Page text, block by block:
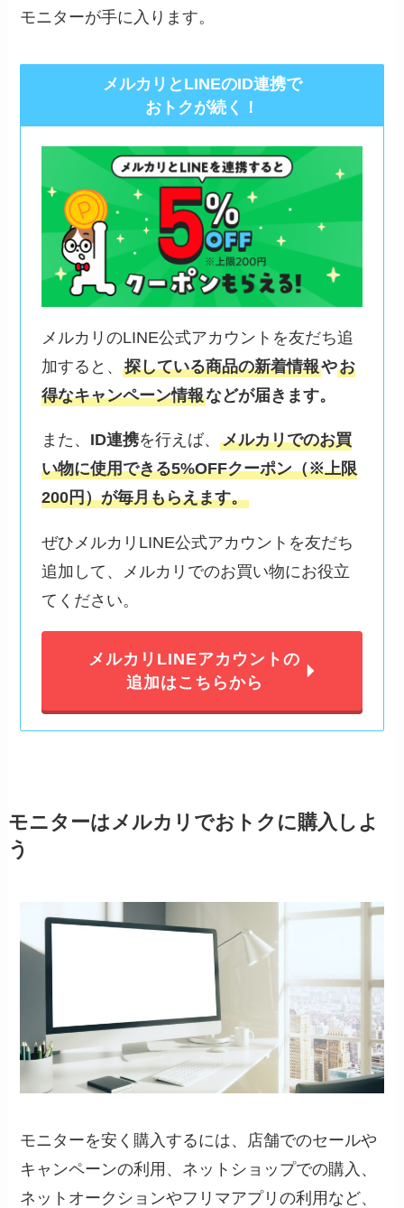
モニターが手に入ります。
メルカリとLINEのID連携で
おトクが続く！
メルカリのLINE公式アカウントを友だち追
加すると、 探している商品の新着情報やお
得なキャンペーン情報などが届きます。
また、 ID連携を行えば、 メルカリでのお買
い物に使用できる5%OFFクーポン（※上限
200円）が毎月もらえます。
ぜひメルカリLINE公式アカウントを友だち
追加して、メルカリでのお買い物にお役立
てください。
メルカリLINEアカウントの
追加はこちらから
モニターはメルカリでおトクに購入しよ
う
モニターを安く購入するには、店舗でのセールや
キャンペーンの利用、ネットショップでの購入、
ネットオークションやフリマアプリの利用など、